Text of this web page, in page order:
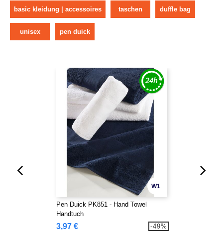
basic kleidung | accessoires taschen duffle bag
unisex pen duick
W1
Pen Duick PK851 - Hand Towel
Handtuch
3,97 € -49%